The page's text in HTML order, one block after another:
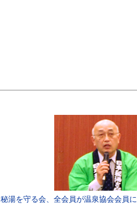
秘湯を守る会、全会員が温泉協会会員に